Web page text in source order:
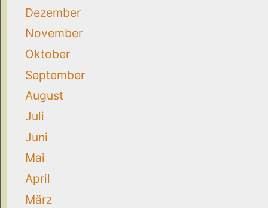
Dezember
November
Oktober
September
August
Juli
Juni
Mai
April
März